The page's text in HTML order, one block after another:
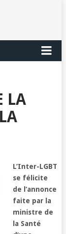
LA
L’Inter-LGBT
se félicite
de l’annonce
faite par la
ministre de
la Santé